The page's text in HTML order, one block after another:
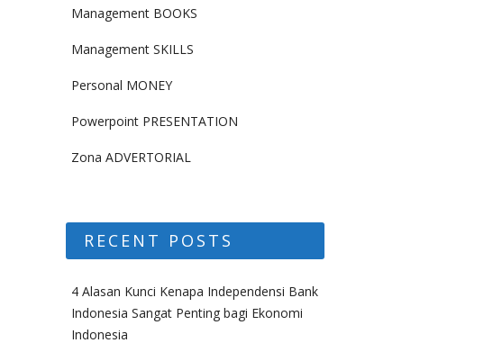
Management BOOKS
Management SKILLS
Personal MONEY
Powerpoint PRESENTATION
Zona ADVERTORIAL
RECENT POSTS
4 Alasan Kunci Kenapa Independensi Bank
Indonesia Sangat Penting bagi Ekonomi
Indonesia